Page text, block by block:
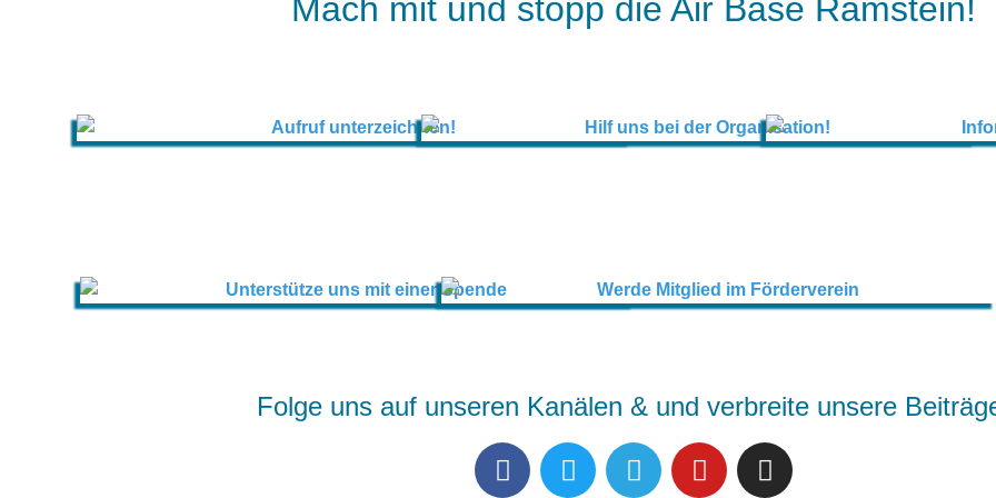
Mach mit und stopp die Air Base Ramstein!
Folge uns auf unseren Kanälen & und verbreite unsere